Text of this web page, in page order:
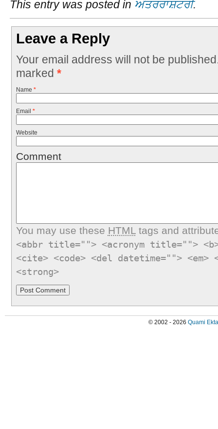
This entry was posted in ਅੰਤਰਰਾਸ਼ਟਰੀ.
Leave a Reply
Your email address will not be
marked *
Name *
Email *
Website
Comment
You may use these HTMLtags and
<abbr title=""> <acronym title="">
<cite> <code> <del datetime="">
<strong>
© 2002 - 2026 Quami